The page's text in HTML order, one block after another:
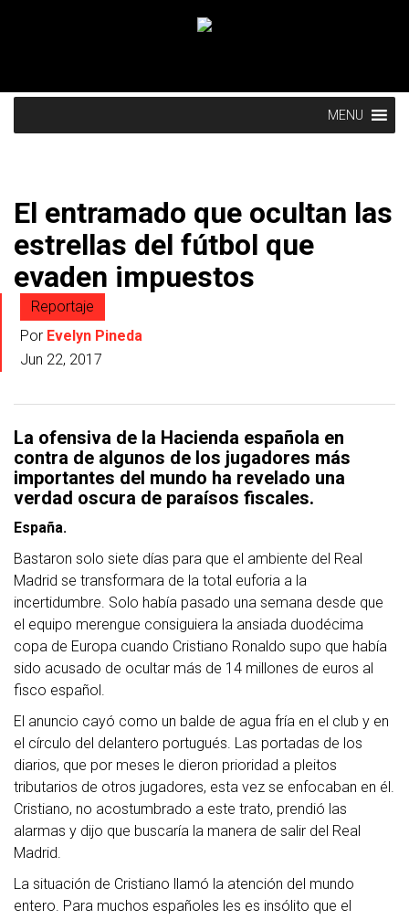
MENU
El entramado que ocultan las
estrellas del fútbol que
evaden impuestos
Reportaje
Por Evelyn Pineda
Jun 22, 2017
La ofensiva de la Hacienda española en
contra de algunos de los jugadores más
importantes del mundo ha revelado una
verdad oscura de paraísos fiscales.
España.
Bastaron solo siete días para que el ambiente del Real
Madrid se transformara de la total euforia a la
incertidumbre. Solo había pasado una semana desde que
el equipo merengue consiguiera la ansiada duodécima
copa de Europa cuando Cristiano Ronaldo supo que había
sido acusado de ocultar más de 14 millones de euros al
fisco español.
El anuncio cayó como un balde de agua fría en el club y en
el círculo del delantero portugués. Las portadas de los
diarios, que por meses le dieron prioridad a pleitos
tributarios de otros jugadores, esta vez se enfocaban en él.
Cristiano, no acostumbrado a este trato, prendió las
alarmas y dijo que buscaría la manera de salir del Real
Madrid.
La situación de Cristiano llamó la atención del mundo
entero. Para muchos españoles les es insólito que el